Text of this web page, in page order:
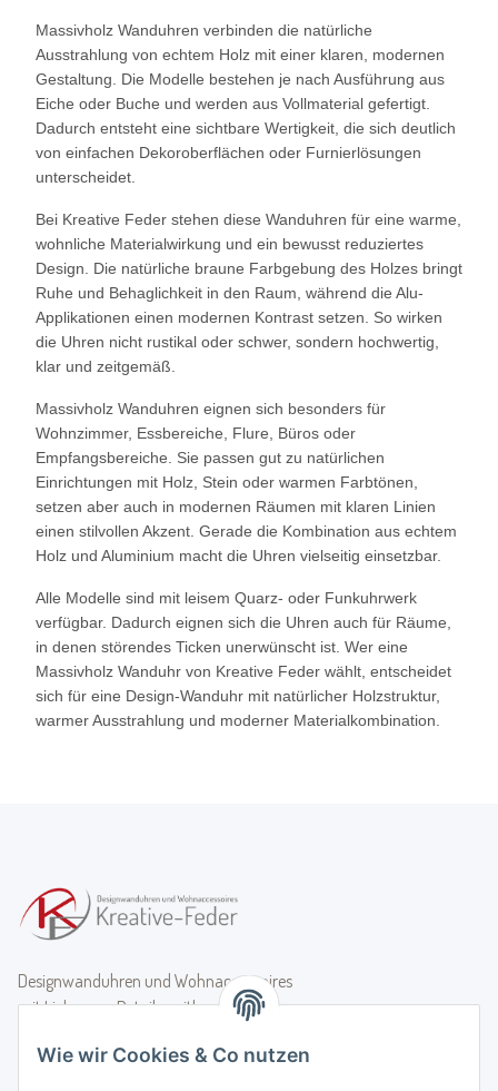
Wie wir Cookies & Co nutzen
Massivholz Wanduhren verbinden die natürliche
Ausstrahlung von echtem Holz mit einer klaren, modernen
Gestaltung. Die Modelle bestehen je nach Ausführung aus
Eiche oder Buche und werden aus Vollmaterial gefertigt.
Dadurch entsteht eine sichtbare Wertigkeit, die sich deutlich
von einfachen Dekoroberflächen oder Furnierlösungen
unterscheidet.
Bei Kreative Feder stehen diese Wanduhren für eine warme,
wohnliche Materialwirkung und ein bewusst reduziertes
Design. Die natürliche braune Farbgebung des Holzes bringt
Ruhe und Behaglichkeit in den Raum, während die Alu-
Applikationen einen modernen Kontrast setzen. So wirken
die Uhren nicht rustikal oder schwer, sondern hochwertig,
klar und zeitgemäß.
Massivholz Wanduhren eignen sich besonders für
Wohnzimmer, Essbereiche, Flure, Büros oder
Empfangsbereiche. Sie passen gut zu natürlichen
Einrichtungen mit Holz, Stein oder warmen Farbtönen,
setzen aber auch in modernen Räumen mit klaren Linien
einen stilvollen Akzent. Gerade die Kombination aus echtem
Holz und Aluminium macht die Uhren vielseitig einsetzbar.
Alle Modelle sind mit leisem Quarz- oder Funkuhrwerk
verfügbar. Dadurch eignen sich die Uhren auch für Räume,
in denen störendes Ticken unerwünscht ist. Wer eine
Massivholz Wanduhr von Kreative Feder wählt, entscheidet
sich für eine Design-Wanduhr mit natürlicher Holzstruktur,
warmer Ausstrahlung und moderner Materialkombination.
Designwanduhren und Wohnaccessoires
mit Liebe zum Detail - zeitlos, stilvoll,